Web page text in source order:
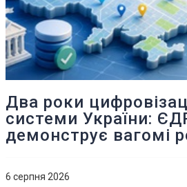
Два роки
системи України:
демонструє вагомі
6 серпня 2026